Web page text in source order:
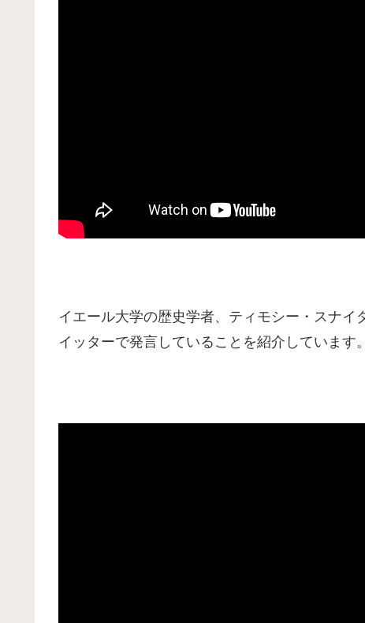
イエール大学の歴史学者、ティモシー・スナ
イッターで発言していることを紹介しています。